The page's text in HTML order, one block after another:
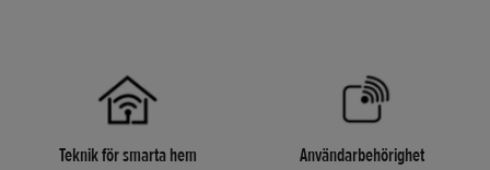
Teknik för smarta hem
Användarbehörighet